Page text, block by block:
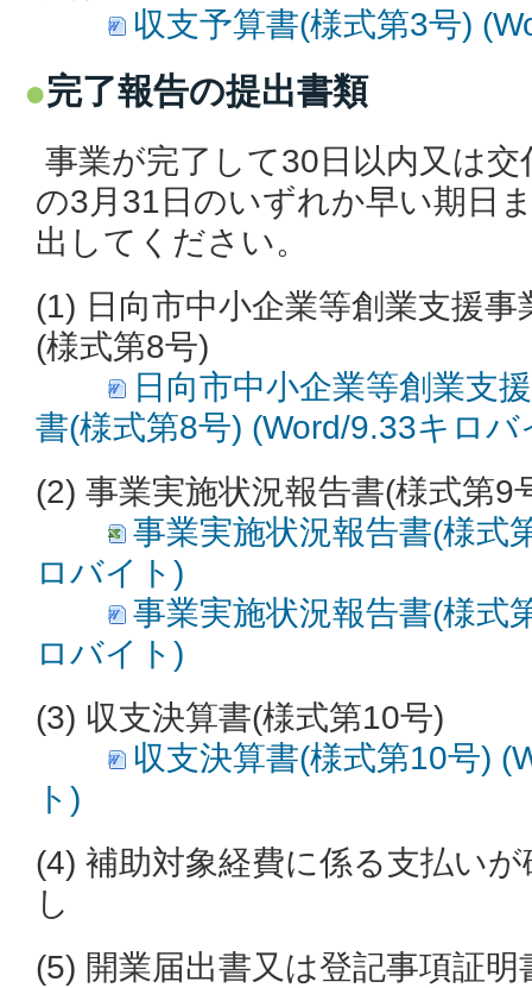
収支予算書(様式第3号)
完了報告の提出書類
事業が完了して30日以内又は
の3月31日のいずれか早い期日
出してください。
(1) 日向市中小企業等創業支援事
(様式第8号)
日向市中小企業等創業支
書(様式第8号) (Word/9.33キロバ
(2) 事業実施状況報告書(様式第9
事業実施状況報告書(様式
ロバイト)
事業実施状況報告書(様式
ロバイト)
(3) 収支決算書(様式第10号)
収支決算書(様式第10号)
ト)
(4) 補助対象経費に係る支払い
し
(5) 開業届出書又は登記事項証明